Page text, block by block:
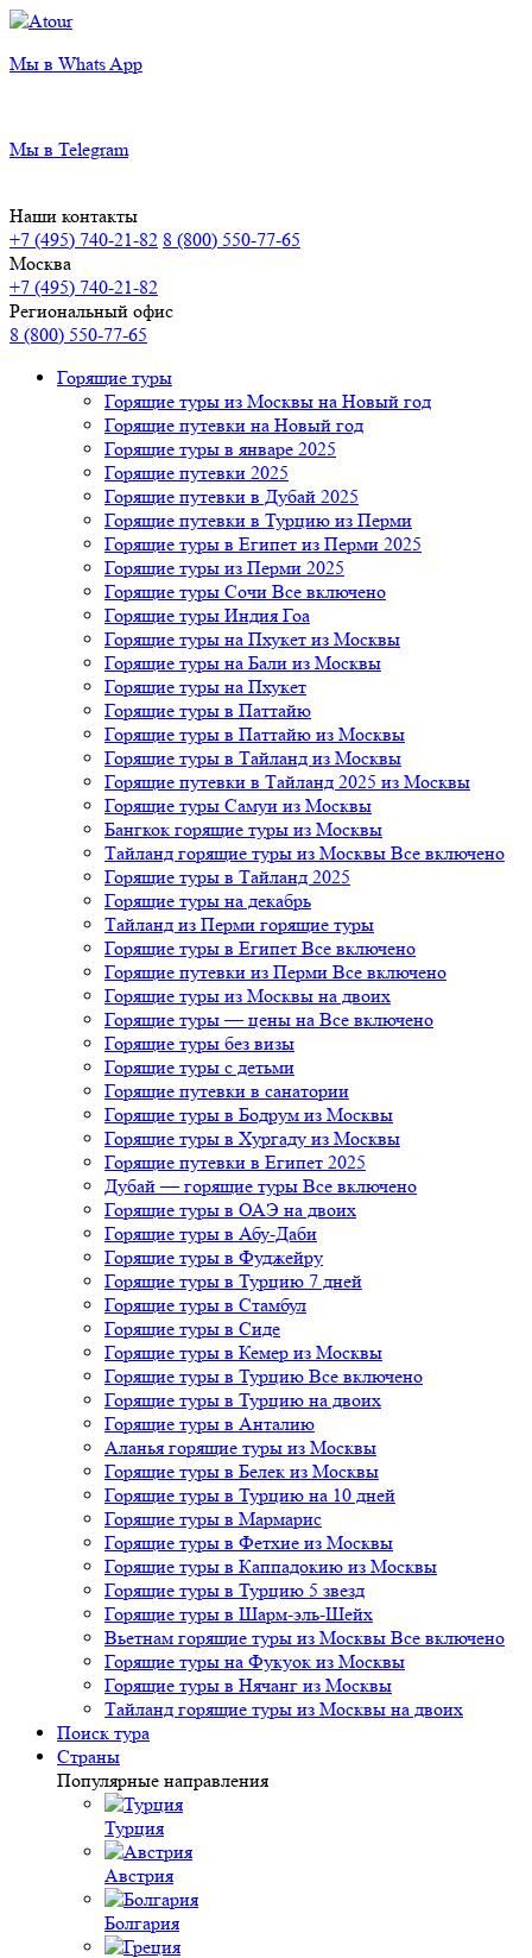
Мы в Whats App
Мы в Telegram
Наши контакты
+7 (495) 740-21-82 8 (800) 550-77-65
Москва
+7 (495) 740-21-82
Региональный офис
8 (800) 550-77-65
Горящие туры
Горящие туры из Москвы на Новый год
Горящие путевки на Новый год
Горящие туры в январе 2025
Горящие путевки 2025
Горящие путевки в Дубай 2025
Горящие путевки в Турцию из Перми
Горящие туры в Египет из Перми 2025
Горящие туры из Перми 2025
Горящие туры Сочи Все включено
Горящие туры Индия Гоа
Горящие туры на Пхукет из Москвы
Горящие туры на Бали из Москвы
Горящие туры на Пхукет
Горящие туры в Паттайю
Горящие туры в Паттайю из Москвы
Горящие туры в Тайланд из Москвы
Горящие путевки в Тайланд 2025 из Москвы
Горящие туры Самуи из Москвы
Бангкок горящие туры из Москвы
Тайланд горящие туры из Москвы Все включено
Горящие туры в Тайланд 2025
Горящие туры на декабрь
Тайланд из Перми горящие туры
Горящие туры в Египет Все включено
Горящие путевки из Перми Все включено
Горящие туры из Москвы на двоих
Горящие туры — цены на Все включено
Горящие туры без визы
Горящие туры с детьми
Горящие путевки в санатории
Горящие туры в Бодрум из Москвы
Горящие туры в Хургаду из Москвы
Горящие путевки в Египет 2025
Дубай — горящие туры Все включено
Горящие туры в ОАЭ на двоих
Горящие туры в Абу-Даби
Горящие туры в Фуджейру
Горящие туры в Турцию 7 дней
Горящие туры в Стамбул
Горящие туры в Сиде
Горящие туры в Кемер из Москвы
Горящие туры в Турцию Все включено
Горящие туры в Турцию на двоих
Горящие туры в Анталию
Аланья горящие туры из Москвы
Горящие туры в Белек из Москвы
Горящие туры в Турцию на 10 дней
Горящие туры в Мармарис
Горящие туры в Фетхие из Москвы
Горящие туры в Каппадокию из Москвы
Горящие туры в Турцию 5 звезд
Горящие туры в Шарм-эль-Шейх
Вьетнам горящие туры из Москвы Все включено
Горящие туры на Фукуок из Москвы
Горящие туры в Нячанг из Москвы
Тайланд горящие туры из Москвы на двоих
Поиск тура
Страны
Популярные направления
Турция
Австрия
Болгария